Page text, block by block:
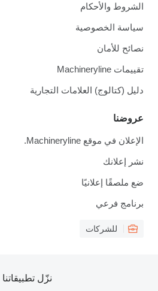
الشروط والأحكام
سياسة الخصوصية
نصائح للأمان
تقييمات Machineryline
دليل (كتالوج) العلامات التجارية
عروضنا
الإعلان في موقع Machineryline.
نشر إعلانك
ضع ملصقًا إعلانيًا
برنامج فرعي
للشركات
نزّل تطبيقاتنا